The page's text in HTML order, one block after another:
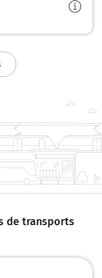
et continuer
sortie sur Rue des
(Route de Virton) sur
de transports